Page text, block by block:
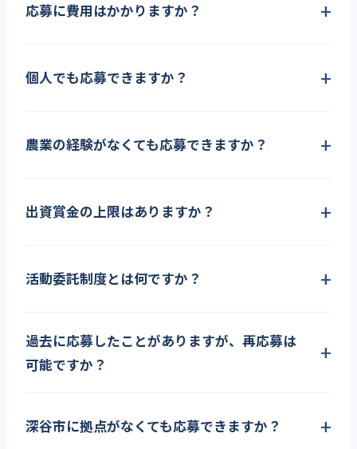
応募に費用はかかりますか？
個人でも応募できますか？
農業の経験がなくても応募できますか？
出資賞金の上限はありますか？
活動委託制度とは何ですか？
過去に応募したことがありますが、再応募は
可能ですか？
深谷市に拠点がなくても応募できますか？